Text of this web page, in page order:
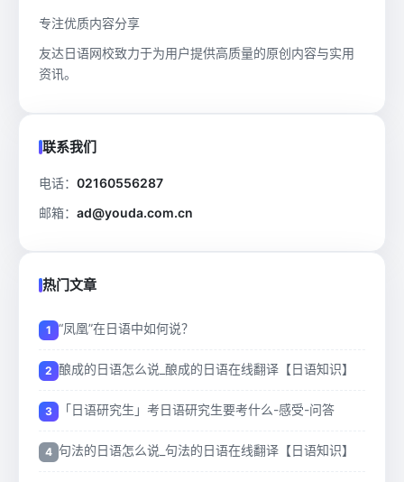
专注优质内容分享
友达日语网校致力于为用户提供高质量的原创内容与实用
资讯。
联系我们
电话： 02160556287
邮箱： ad@youda.com.cn
热门文章
“凤凰”在日语中如何说？
酿成的日语怎么说_酿成的日语在线翻译【日语知识】
「日语研究生」考日语研究生要考什么-感受-问答
句法的日语怎么说_句法的日语在线翻译【日语知识】